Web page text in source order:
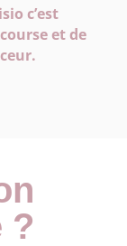
c’est
et de
?